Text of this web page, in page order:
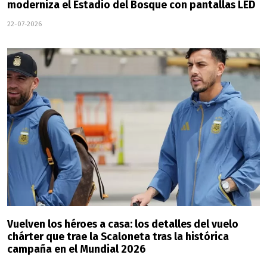
moderniza el Estadio del Bosque con pantallas LED
22-07-2026
Vuelven los héroes a casa: los detalles del vuelo
chárter que trae la Scaloneta tras la histórica
campaña en el Mundial 2026